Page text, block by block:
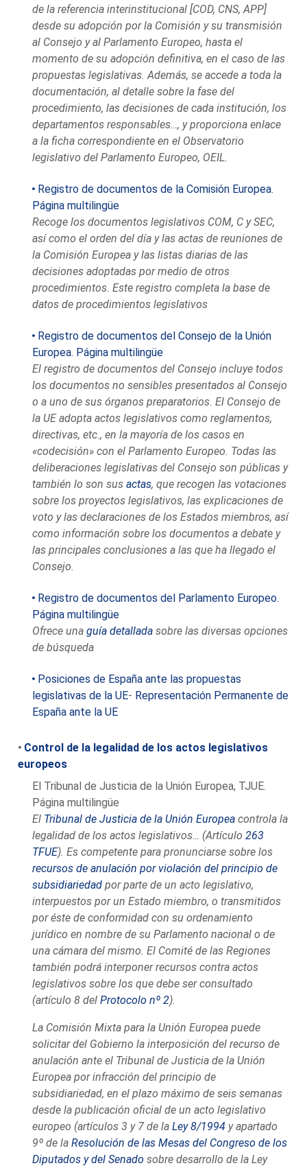
de la referencia interinstitucional [COD, CNS, APP]
desde su adopción por la Comisión y su transmisión
al Consejo y al Parlamento Europeo, hasta el
momento de su adopción definitiva, en el caso de las
propuestas legislativas. Además, se accede a toda la
documentación, al detalle sobre la fase del
procedimiento, las decisiones de cada institución, los
departamentos responsables…, y proporciona enlace
a la ficha correspondiente en el Observatorio
legislativo del Parlamento Europeo, OEIL.
Registro de documentos de la Comisión Europea.
Página multilingüe
Recoge los documentos legislativos COM, C y SEC,
así como el orden del día y las actas de reuniones de
la Comisión Europea y las listas diarias de las
decisiones adoptadas por medio de otros
procedimientos. Este registro completa la base de
datos de procedimientos legislativos
Registro de documentos del Consejo de la Unión
Europea. Página multilingüe
El registro de documentos del Consejo incluye todos
los documentos no sensibles presentados al Consejo
o a uno de sus órganos preparatorios. El Consejo de
la UEadopta actos legislativos como reglamentos,
directivas, etc., en la mayoría de los casos en
«codecisión» con el Parlamento Europeo. Todas las
deliberaciones legislativas del Consejo son públicas y
también lo son susactas, que recogen las votaciones
sobre los proyectos legislativos, las explicaciones de
voto y las declaraciones de los Estados miembros, así
como información sobre los documentos a debate y
las principales conclusiones a las que ha llegado el
Consejo.
Registro de documentos del Parlamento Europeo.
Página multilingüe
Ofrece unaguía detallada sobre las diversas opciones
de búsqueda
Posiciones de España ante las propuestas
legislativas de la UE- Representación Permanente de
España ante la UE
Control de la legalidad de los actos legislativos
europeos
El Tribunal de Justicia de la Unión Europea, TJUE.
Página multilingüe
El Tribunal de Justicia de la Unión Europeacontrola la
legalidad de los actos legislativos… (Artículo263
TFUE). Es competente para pronunciarse sobre los
recursos de anulación por violación del principio de
subsidiariedad por parte de un acto legislativo,
interpuestos por un Estado miembro, o transmitidos
por éste de conformidad con su ordenamiento
jurídico en nombre de su Parlamento nacional o de
una cámara del mismo. El Comité de las Regiones
también podrá interponer recursos contra actos
legislativos sobre los que debe ser consultado
(artículo 8 delProtocolo nº 2).
La Comisión Mixta para la Unión Europea puede
solicitar del Gobierno la interposición del recurso de
anulación ante el Tribunal de Justicia de la Unión
Europea por infracción del principio de
subsidiariedad, en el plazo máximo de seis semanas
desde la publicación oficial de un acto legislativo
europeo (artículos 3 y 7 de laLey 8/1994 y apartado
9º de laResolución de las Mesas del Congreso de los
Diputados y del Senado sobre desarrollo de la Ley